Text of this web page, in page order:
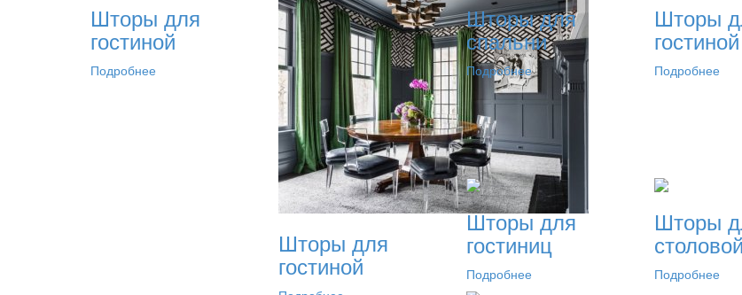
Шторы для
гостиной
Подробнее
Шторы для
гостиной
Шторы для
спальни
Подробнее
Шторы
гостиной
Подробнее
Шторы для
гостиниц
Подробнее
Шторы
столовой
Подробнее